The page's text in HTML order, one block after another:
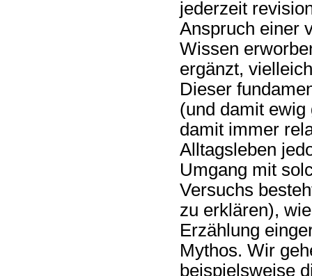
jederzeit
Anspruch einer
Wissen
ergänzt,
Dieser
(und damit
damit immer
Alltagsleben
Umgang mit
Versuchs
zu erklären),
Erzählung
Mythos. Wir
beispielsweise